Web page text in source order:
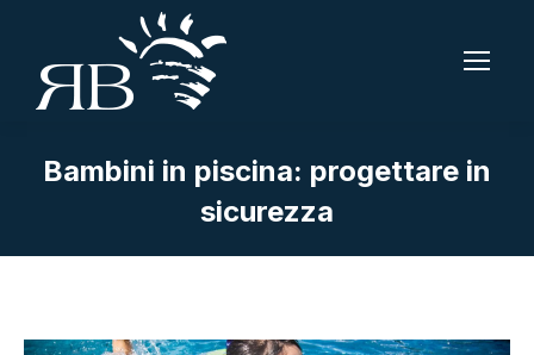
Bambini in piscina: progettare in
sicurezza